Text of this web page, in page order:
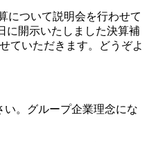
について説明会を行わせて
に開示いたしました決算補
ていただきます。どうぞよ
い。グループ企業理念にな